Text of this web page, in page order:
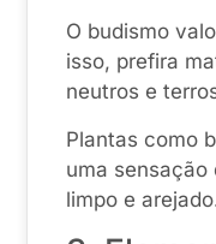
O budismo
isso, prefira
neutros e
Plantas como
uma sensação
limpo e